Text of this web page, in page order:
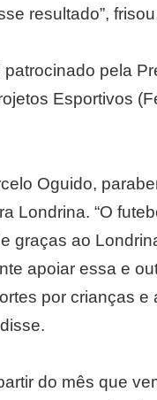
resultado”,
pela
Esportivos
Oguido,
Londrina. “O
graças ao
apoiar essa e
por crianças
do mês que